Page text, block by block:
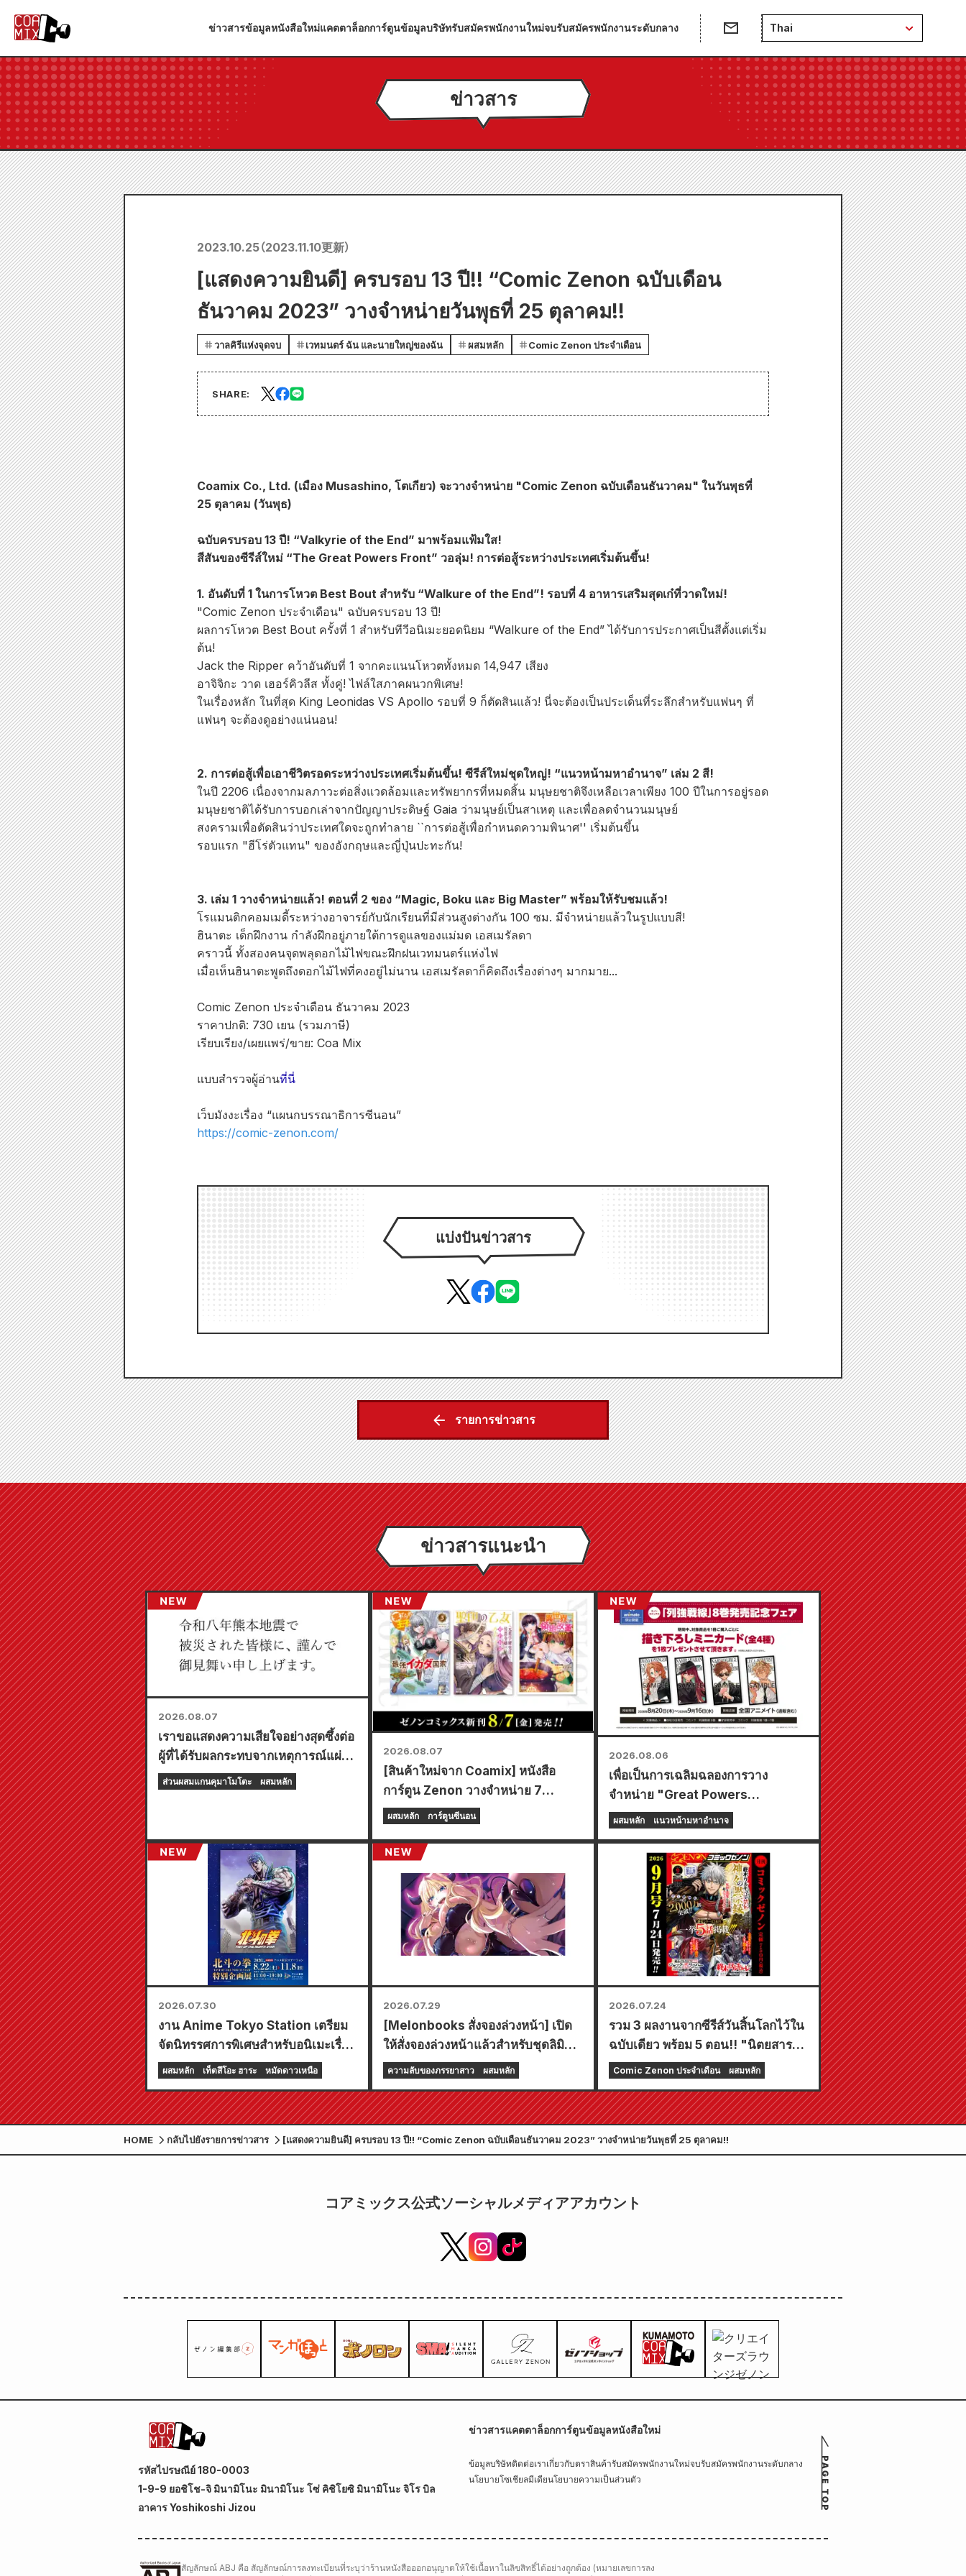
ข่าวสารข้อมูลหนังสือใหม่แคตตาล็อกการ์ตูนข้อมูลบริษัทรับสมัครพนักงานใหม่จบรับสมัครพนักงานระดับกลาง Thai
ข่าวสาร
2023.10.25（2023.11.10更新）
[แสดงความยินดี] ครบรอบ 13 ปี!! “Comic Zenon ฉบับเดือน
ธันวาคม 2023” วางจำหน่ายวันพุธที่ 25 ตุลาคม!!
วาลคิรีแห่งจุดจบ เวทมนตร์ ฉัน และนายใหญ่ของฉัน ผสมหลัก Comic Zenon ประจำเดือน
SHARE:
Coamix Co., Ltd. (เมือง Musashino, โตเกียว) จะวางจำหน่าย "Comic Zenon ฉบับเดือนธันวาคม" ในวันพุธที่
25 ตุลาคม (วันพุธ)
ฉบับครบรอบ 13 ปี! “Valkyrie of the End” มาพร้อมแฟ้มใส!
สีสันของซีรีส์ใหม่ “The Great Powers Front” วอลุ่ม! การต่อสู้ระหว่างประเทศเริ่มต้นขึ้น!
1. อันดับที่ 1 ในการโหวต Best Bout สำหรับ “Walkure of the End”! รอบที่ 4 อาหารเสริมสุดเก๋ที่วาดใหม่!
"Comic Zenon ประจำเดือน" ฉบับครบรอบ 13 ปี!
ผลการโหวต Best Bout ครั้งที่ 1 สำหรับทีวีอนิเมะยอดนิยม “Walkure of the End” ได้รับการประกาศเป็นสีตั้งแต่เริ่ม
ต้น!
Jack the Ripper คว้าอันดับที่ 1 จากคะแนนโหวตทั้งหมด 14,947 เสียง
อาจิจิกะ วาด เฮอร์คิวลีส ทั้งคู่! ไฟล์ใสภาคผนวกพิเศษ!
ในเรื่องหลัก ในที่สุด King Leonidas VS Apollo รอบที่ 9 ก็ตัดสินแล้ว! นี่จะต้องเป็นประเด็นที่ระลึกสำหรับแฟนๆ ที่
แฟนๆ จะต้องดูอย่างแน่นอน!
2. การต่อสู้เพื่อเอาชีวิตรอดระหว่างประเทศเริ่มต้นขึ้น! ซีรีส์ใหม่ชุดใหญ่! “แนวหน้ามหาอำนาจ” เล่ม 2 สี!
ในปี 2206 เนื่องจากมลภาวะต่อสิ่งแวดล้อมและทรัพยากรที่หมดสิ้น มนุษยชาติจึงเหลือเวลาเพียง 100 ปีในการอยู่รอด
มนุษยชาติได้รับการบอกเล่าจากปัญญาประดิษฐ์ Gaia ว่ามนุษย์เป็นสาเหตุ และเพื่อลดจำนวนมนุษย์
สงครามเพื่อตัดสินว่าประเทศใดจะถูกทำลาย ``การต่อสู้เพื่อกำหนดความพินาศ'' เริ่มต้นขึ้น
รอบแรก "ฮีโร่ตัวแทน" ของอังกฤษและญี่ปุ่นปะทะกัน!
3. เล่ม 1 วางจำหน่ายแล้ว! ตอนที่ 2 ของ “Magic, Boku และ Big Master” พร้อมให้รับชมแล้ว!
โรแมนติกคอมเมดี้ระหว่างอาจารย์กับนักเรียนที่มีส่วนสูงต่างกัน 100 ซม. มีจำหน่ายแล้วในรูปแบบสี!
ฮินาตะ เด็กฝึกงาน กำลังฝึกอยู่ภายใต้การดูแลของแม่มด เอสเมรัลดา
คราวนี้ ทั้งสองคนจุดพลุดอกไม้ไฟขณะฝึกฝนเวทมนตร์แห่งไฟ
เมื่อเห็นฮินาตะพูดถึงดอกไม้ไฟที่คงอยู่ไม่นาน เอสเมรัลดาก็คิดถึงเรื่องต่างๆ มากมาย...
Comic Zenon ประจำเดือน ธันวาคม 2023
ราคาปกติ: 730 เยน (รวมภาษี)
เรียบเรียง/เผยแพร่/ขาย: Coa Mix
แบบสำรวจผู้อ่านที่นี่
เว็บมังงะเรื่อง “แผนกบรรณาธิการซีนอน”
https://comic-zenon.com/
แบ่งปันข่าวสาร
รายการข่าวสาร
ข่าวสารแนะนำ
2026.08.07
เราขอแสดงความเสียใจอย่างสุดซึ้งต่อ
ผู้ที่ได้รับผลกระทบจากเหตุการณ์แผ่น
ดินไหวคุมาโมโตะปี 2026 ทุกท่าน
ส่วนผสมแกนคุมาโมโตะ ผสมหลัก
2026.08.07
[สินค้าใหม่จาก Coamix] หนังสือ
การ์ตูน Zenon วางจำหน่าย 7
สิงหาคม (ศุกร์)!
ผสมหลัก การ์ตูนซีนอน
2026.08.06
เพื่อเป็นการเฉลิมฉลองการวาง
จำหน่าย "Great Powers
Frontline" เล่มที่ 8 ล่าสุด ทางร้าน
Animate ทั่วประเทศจะจัดงานอีเวนต์
พิเศษในช่วงเวลาจำกัด เริ่มตั้งแต่วันที่
20 สิงหาคม โดยคุณสามารถรับมินิ
การ์ดสุดพิเศษ (ทั้งหมด 4 แบบ) ได้ที่นี่!
ผสมหลัก แนวหน้ามหาอำนาจ
2026.07.30
งาน Anime Tokyo Station เตรียม
จัดนิทรรศการพิเศษสำหรับอนิเมะเรื่อง
"Fist of the North Star"!!
ผสมหลัก เท็ตสึโอะ ฮาระ หมัดดาวเหนือ
2026.07.29
[Melonbooks สั่งจองล่วงหน้า] เปิด
ให้สั่งจองล่วงหน้าแล้วสำหรับชุดลิมิ
เต็ดเอดิชั่นพร้อมแผ่นรองเล่นพิเศษที่มี
วาดโดยคุโด! เล่มที่ 6 ล่าสุดของ
"ความลับของเจ้าสาวสาว" มีกำหนด
วางจำหน่ายในวันที่ 20 ตุลาคมนี้!
ความลับของภรรยาสาว ผสมหลัก
2026.07.24
รวม 3 ผลงานจากซีรีส์วันสิ้นโลกไว้ใน
ฉบับเดียว พร้อม 5 ตอน!! "นิตยสาร
การ์ตูนรายเดือน Zenon ฉบับเดือน
24 กรกฎาคม!!
Comic Zenon ประจำเดือน ผสมหลัก
HOME กลับไปยังรายการข่าวสาร [แสดงความยินดี] ครบรอบ 13 ปี!! “Comic Zenon ฉบับเดือนธันวาคม 2023” วางจำหน่ายวันพุธที่ 25 ตุลาคม!!
コアミックス公式ソーシャルメディアアカウント
รหัสไปรษณีย์ 180-0003
1-9-9 ยอชิโช-จิ มินามิโนะ มินามิโนะ โซ่ คิชิโยซิ มินามิโนะ จิโร บิล
อาคาร Yoshikoshi Jizou
ข่าวสารแคตตาล็อกการ์ตูนข้อมูลหนังสือใหม่
ข้อมูลบริษัทติดต่อเราเกี่ยวกับตราสินค้ารับสมัครพนักงานใหม่จบรับสมัครพนักงานระดับกลาง
นโยบายโซเชียลมีเดียนโยบายความเป็นส่วนตัว
สัญลักษณ์ ABJ คือ สัญลักษณ์การลงทะเบียนที่ระบุว่าร้านหนังสือออกอนุญาตให้ใช้เนื้อหาในลิขสิทธิ์ได้อย่างถูกต้อง (หมายเลขการลง